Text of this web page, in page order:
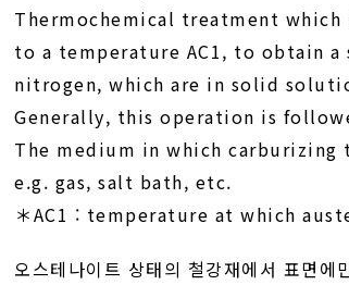
Thermochemical treatment
to a temperature AC1, to obtain a
nitrogen, which are in solid
Generally, this operation is
The medium in which carburizing
e.g. gas, salt bath, etc.
＊AC1 : temperature at which
오스테나이트 상태의 철강재에서 표면에